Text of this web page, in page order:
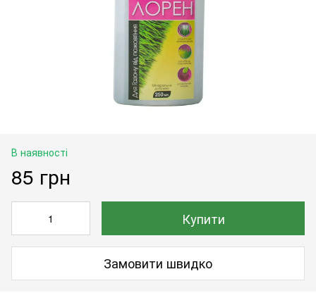
В наявності
85 грн
Купити
Замовити швидко